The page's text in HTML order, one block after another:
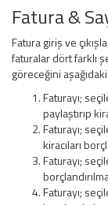
Fatura &
Fatura giriş ve
faturalar dört farklı
göreceğini
Faturayı;
paylaştırıp
Faturayı;
kiracıları
Faturayı;
Faturayı;